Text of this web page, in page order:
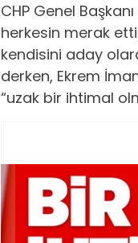
CHP Genel
herkesin merak
kendisini aday
derken, Ekrem
“uzak bir ihtimal